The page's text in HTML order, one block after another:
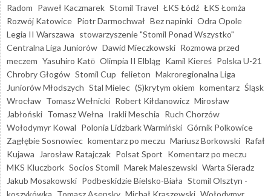
Radom Paweł Kaczmarek Stomil Travel ŁKS Łódź ŁKS Łomża
Rozwój Katowice Piotr Darmochwał Bez napinki Odra Opole
Legia II Warszawa stowarzyszenie "Stomil Ponad Wszystko"
Centralna Liga Juniorów Dawid Mieczkowski Rozmowa przed
meczem Yasuhiro Katō Olimpia II Elbląg Kamil Kiereś Polska U-21
Chrobry Głogów Stomil Cup felieton Makroregionalna Liga
Juniorów Młodszych Stal Mielec (S)krytym okiem komentarz Śląsk
Wrocław Tomasz Wełnicki Robert Kiłdanowicz Mirosław
Jabłoński Tomasz Wełna Irakli Meschia Ruch Chorzów
Wołodymyr Kowal Polonia Lidzbark Warmiński Górnik Polkowice
Zagłębie Sosnowiec komentarz po meczu Mariusz Borkowski Rafał
Kujawa
Jarosław Ratajczak Polsat Sport Komentarz po meczu
MKS Kluczbork Socios Stomil Marek Maleszewski Warta Sieradz
Jakub Mosakowski Podbeskidzie Bielsko-Biała Stomil Olsztyn -
koszykówka Tomasz Asensky Michał Kraszewski Wołodymyr